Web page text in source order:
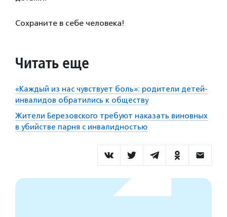
Сохраните в себе человека!
Читать еще
«Каждый из нас чувствует боль»: родители детей-
инвалидов обратились к обществу
Жители Березовского требуют наказать виновных
в убийстве парня с инвалидностью